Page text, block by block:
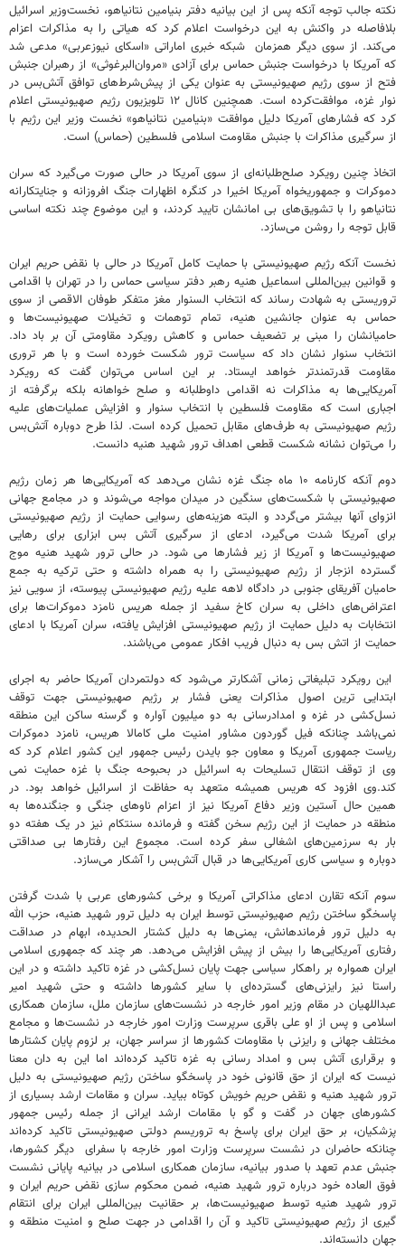
نکته جالب توجه آنکه پس از این بیانیه دفتر بنیامین نتانیاهو، نخست‌وزیر اسرائیل
بلافاصله در واکنش به این درخواست اعلام کرد که هیاتی را به مذاکرات اعزام
می‌کند. از سوی دیگر همزمان شبکه خبری اماراتی «اسکای نیوزعربی» مدعی شد
که آمریکا با درخواست جنبش حماس برای آزادی «مروان‌البرغوثی» از رهبران جنبش
فتح از سوی رژیم صهیونیستی به عنوان یکی از پیش‌شرط‌های توافق آتش‌بس در
نوار غزه، موافقت‌کرده‌ است. همچنین کانال ۱۲ تلویزیون رژیم صهیونیستی اعلام
کرد که فشارهای آمریکا دلیل موافقت «بنیامین نتانیاهو» نخست وزیر این رژیم با
از سرگیری مذاکرات با جنبش مقاومت اسلامی فلسطین (حماس) است.
اتخاذ چنین رویکرد صلح‌طلبانه‌ای از سوی آمریکا در حالی صورت می‌گیرد که سران
دموکرات و جمهوریخواه آمریکا اخیرا در کنگره اظهارات جنگ افروزانه و جنایتکارانه
نتانیاهو را با تشویق‌های بی امانشان تایید کردند، و این موضوع چند نکته اساسی
قابل توجه را روشن می‌سازد.
نخست آنکه رژیم صهیونیستی با حمایت کامل آمریکا در حالی با نقض حریم ایران
و قوانین بین‌المللی اسماعیل هنیه رهبر دفتر سیاسی حماس را در تهران با اقدامی
تروریستی به شهادت رساند که انتخاب السنوار مغز متفکر طوفان الاقصی از سوی
حماس به عنوان جانشین هنیه، تمام توهمات و تخیلات صهیونیست‌ها و
حامیانشان را مبنی بر تضعیف حماس و کاهش رویکرد مقاومتی آن بر باد داد.
انتخاب سنوار نشان داد که سیاست ترور شکست خورده است و با هر تروری
مقاومت قدرتمندتر خواهد ایستاد. بر این اساس می‌توان گفت که رویکرد
آمریکایی‌ها به مذاکرات نه اقدامی داوطلبانه و صلح خواهانه بلکه برگرفته از
اجباری است که مقاومت فلسطین با انتخاب سنوار و افزایش عملیات‌های علیه
رژیم صهیونیستی به طرف‌های مقابل تحمیل کرده است. لذا طرح دوباره آتش‌بس
را می‌توان نشانه شکست قطعی اهداف ترور شهید هنیه دانست.
دوم آنکه کارنامه ۱۰ ماه جنگ غزه نشان می‌دهد که آمریکایی‌ها هر زمان رژیم
صهیونیستی با شکست‌های سنگین در میدان مواجه می‌شوند و در مجامع جهانی
انزوای آنها بیشتر می‌گردد و البته هزینه‌های رسوایی حمایت از رژیم صهیونیستی
برای آمریکا شدت می‌گیرد، ادعای از سرگیری آتش بس ابزاری برای رهایی
صهیونیست‌ها و آمریکا از زیر فشارها می شود. در حالی ترور شهید هنیه موج
گسترده انزجار از رژیم صهیونیستی را به همراه داشته و حتی ترکیه به جمع
حامیان آفریقای جنوبی در دادگاه لاهه علیه رژیم صهیونیستی پیوسته، از سویی نیز
اعتراض‌های داخلی به سران کاخ سفید از جمله هریس نامزد دموکرات‌ها برای
انتخابات به دلیل حمایت از رژیم صهیونیستی افزایش یافته، سران آمریکا با ادعای
حمایت از اتش بس به دنبال فریب افکار عمومی می‌باشند.
این رویکرد تبلیغاتی زمانی آشکارتر می‌شود که دولتمردان آمریکا حاضر به اجرای
ابتدایی ترین اصول مذاکرات یعنی فشار بر رژیم صهیونیستی جهت توقف
نسل‌کشی در غزه و امدادرسانی به دو میلیون آواره و گرسنه ساکن این منطقه
نمی‌باشد چنانکه فیل گوردون مشاور امنیت ملی کامالا هریس، نامزد دموکرات
ریاست جمهوری آمریکا و معاون جو بایدن رئیس جمهور این کشور اعلام کرد که
وی از توقف انتقال تسلیحات به اسرائیل در بحبوحه جنگ با غزه حمایت نمی
کند.وی افزود که هریس همیشه متعهد به حفاظت از اسرائیل خواهد بود. در
همین حال آستین وزیر دفاع آمریکا نیز از اعزام ناوهای جنگی و جنگنده‌ها به
منطقه در حمایت از این رژیم سخن گفته و فرمانده سنتکام نیز در یک هفته دو
بار به سرزمین‌های اشغالی سفر کرده است. مجموع این رفتارها بی صداقتی
دوباره و سیاسی کاری آمریکایی‌ها در قبال آتش‌بس را آشکار می‌سازد.
سوم آنکه تقارن ادعای مذاکراتی آمریکا و برخی کشورهای عربی با شدت گرفتن
پاسخگو ساختن رژیم صهیونیستی توسط ایران به دلیل ترور شهید هنیه، حزب الله
به دلیل ترور فرماندهانش، یمنی‌ها به دلیل کشتار الحدیده، ابهام در صداقت
رفتاری آمریکایی‌ها را بیش از پیش افزایش می‌دهد. هر چند که جمهوری اسلامی
ایران همواره بر راهکار سیاسی جهت پایان نسل‌کشی در غزه تاکید داشته و در این
راستا نیز رایزنی‌های گسترده‌ای با سایر کشورها داشته و حتی شهید امیر
عبداللهیان در مقام وزیر امور خارجه در نشست‌های سازمان ملل، سازمان همکاری
اسلامی و پس از او علی باقری سرپرست وزارت امور خارجه در نشست‌ها و مجامع
مختلف جهانی و رایزنی با مقاومات کشورها از سراسر جهان، بر لزوم پایان کشتارها
و برقراری آتش بس و امداد رسانی به غزه تاکید کرده‌اند اما این به دان معنا
نیست که ایران از حق قانونی خود در پاسخگو ساختن رژیم صهیونیستی به دلیل
ترور شهید هنیه و نقض حریم خویش کوتاه بیاید. سران و مقامات ارشد بسیاری از
کشورهای جهان در گفت و گو با مقامات ارشد ایرانی از جمله رئیس جمهور
پزشکیان، بر حق ایران برای پاسخ به تروریسم دولتی صهیونیستی تاکید کرده‌اند
چنانکه حاضران در نشست سرپرست وزارت امور خارجه با سفرای دیگر کشورها،
جنبش عدم تعهد با صدور بیانیه، سازمان همکاری اسلامی در بیانیه پایانی نشست
فوق العاده خود درباره ترور شهید هنیه، ضمن محکوم سازی نقض حریم ایران و
ترور شهید هنیه توسط صهیونیست‌ها، بر حقانیت بین‌المللی ایران برای انتقام
گیری از رژیم صهیونیستی تاکید و آن را اقدامی در جهت صلح و امنیت منطقه و
جهان دانسته‌اند.